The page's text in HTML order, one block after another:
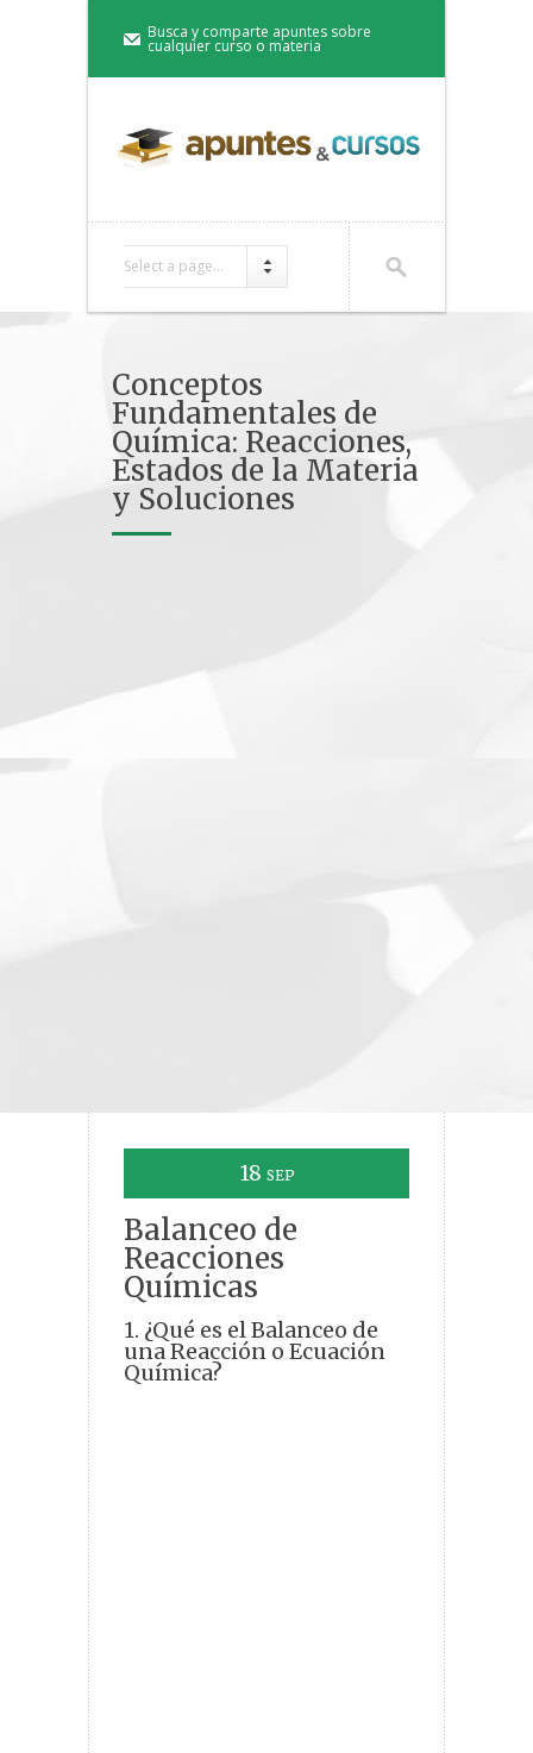
Busca y comparte apuntes sobre
cualquier curso o materia
Select a page...
Conceptos
Fundamentales de
Química: Reacciones,
Estados de la Materia
y Soluciones
18 SEP
Balanceo de
Reacciones
Químicas
1. ¿Qué es el Balanceo de
una Reacción o Ecuación
Química?